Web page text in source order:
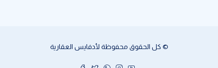
© كل الحقوق محفوظة لأدفايس العقارية